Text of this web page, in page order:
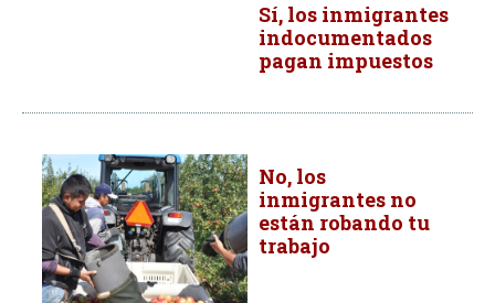
Sí, los inmigrantes
indocumentados
pagan impuestos
No, los
inmigrantes no
están robando tu
trabajo